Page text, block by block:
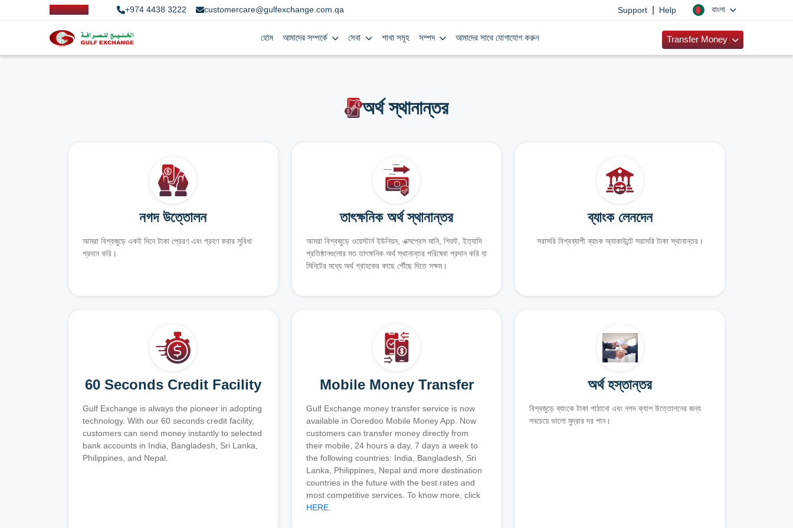
+974 4438 3222 customercare@gulfexchange.com.qa Support Help বাংলা
হোম আমাদের সম্পর্কে সেবা শাখা সমূহ সম্পদ আমাদের সাথে যোগাযোগ করুন Transfer Money
অর্থ স্থানান্তর
নগদ উত্তোলন
আমরা বিশ্বজুড়ে একই দিনে টাকা প্রেরণ এবং গ্রহণ করার সুবিধা
প্রদান করি।
তাৎক্ষনিক অর্থ স্থানান্তর
আমরা বিশ্বজুড়ে ওয়েস্টার্ন ইউনিয়ন, এক্সপ্রেস মানি, শিফট, ইত্যাদি
প্রতিষ্ঠানগুলোর মত তাৎক্ষনিক অর্থ স্থানান্তর পরিষেবা প্রদান করি যা
মিনিটের মধ্যে অর্থ গ্রাহকের কাছে পৌঁছে দিতে সক্ষম।
ব্যাংক লেনদেন
সরাসরি বিশ্বব্যাপী ব্যাংক অ্যাকাউন্টে সরাসরি টাকা স্থানান্তর।
60 Seconds Credit Facility
Gulf Exchange is always the pioneer in adopting
technology. With our 60 seconds credit facility,
customers can send money instantly to selected
bank accounts in India, Bangladesh, Sri Lanka,
Philippines, and Nepal.
Mobile Money Transfer
Gulf Exchange money transfer service is now
available in Ooredoo Mobile Money App. Now
customers can transfer money directly from
their mobile, 24 hours a day, 7 days a week to
the following countries: India, Bangladesh, Sri
Lanka, Philippines, Nepal and more destination
countries in the future with the best rates and
most competitive services. To know more, click
HERE.
অর্থ হস্তান্তর
বিশ্বজুড়ে ব্যাংকে টাকা পাঠানো এবং নগদ ক্যাশ উত্তোলনের জন্য
সবচেয়ে ভালো মুদ্রার দর পান।